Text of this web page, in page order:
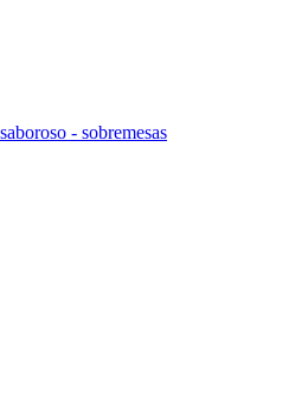
- sobremesas